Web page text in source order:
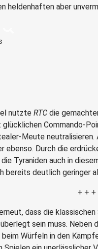
heldenhaften aber
nutzte RTC die
Commando-
Meute
ebenso. Durch die
Tyraniden auch in
bereits deutlich geringer
+ + +
dass die
sein muss. Neben
Würfeln in den